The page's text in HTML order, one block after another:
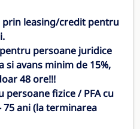
leasing/credit pentru
persoane juridice
avans minim de 15%,
48 ore!!!
fizice / PFA cu
ani (la terminarea